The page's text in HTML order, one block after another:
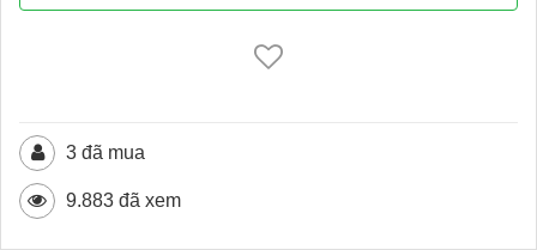
3 đã mua
9.883 đã xem